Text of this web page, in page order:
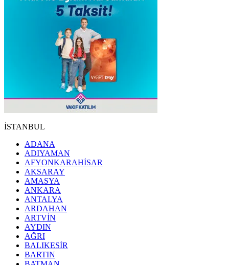
İSTANBUL
ADANA
ADIYAMAN
AFYONKARAHİSAR
AKSARAY
AMASYA
ANKARA
ANTALYA
ARDAHAN
ARTVİN
AYDIN
AĞRI
BALIKESİR
BARTIN